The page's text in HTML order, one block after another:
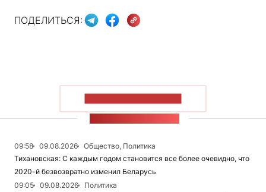
ПОДЕЛИТЬСЯ:
09:58 09.08.2026
Общество, Политика
Тихановская: С каждым годом становится все более очевидно, что
2020-й безвозвратно изменил Беларусь
09:05
09.08.2026
Политика